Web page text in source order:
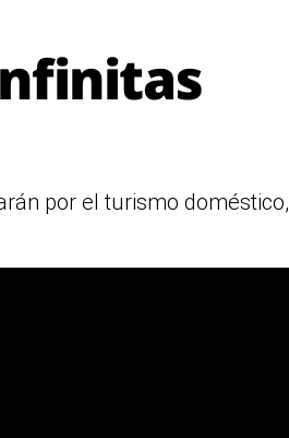
por el turismo doméstico,